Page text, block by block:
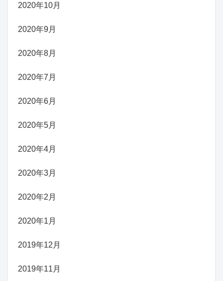
2020年10月
2020年9月
2020年8月
2020年7月
2020年6月
2020年5月
2020年4月
2020年3月
2020年2月
2020年1月
2019年12月
2019年11月